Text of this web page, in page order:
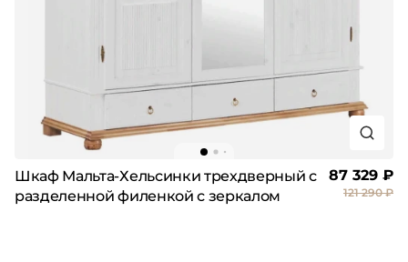
Шкаф Мальта-Хельсинки трехдверный с
разделенной филенкой с зеркалом
87 329 ₽
121 290 ₽